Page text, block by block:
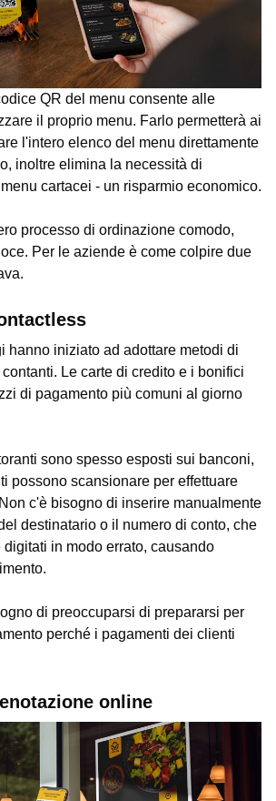
QR del menu consente alle
il proprio menu. Farlo permetterà ai
l'intero elenco del menu direttamente
inoltre elimina la necessità di
cartacei - un risparmio economico.
processo di ordinazione comodo,
Per le aziende è come colpire due
hanno iniziato ad adottare metodi di
Le carte di credito e i bonifici
di pagamento più comuni al giorno
sono spesso esposti sui banconi,
possono scansionare per effettuare
c'è bisogno di inserire manualmente
destinatario o il numero di conto, che
digitati in modo errato, causando
di preoccuparsi di prepararsi per
perché i pagamenti dei clienti
online